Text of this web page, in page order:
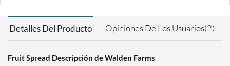
Orange Marmalade 12 oz
Precio de venta: $4.39
Out of stock
Detalles Del Producto Opiniones De Los Usuarios(2)
Fruit Spread Descripción de Walden Farms